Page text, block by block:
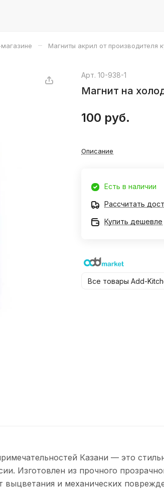
– Магниты акрил от производителя
Арт. 10-938-1
Магнит на
100 руб.
Описание
Есть в наличии
Рассчитать
Купить дешевле
Все товары Add-
Казани — это
Изготовлен из прочного
и механических